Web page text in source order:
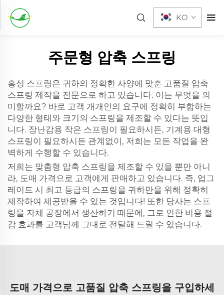
KO
주문형 압축 스프링
홍성 스프링은 귀하의 정확한 사양에 맞춘 고품질 압축
스프링 제작을 전문으로 하고 있습니다. 이는 무엇을 의
미할까요? 바로 고객 개개인의 요구에 정확히 부합하는
다양한 형태와 크기의 스프링을 제조할 수 있다는 뜻입
니다. 장난감용 작은 스프링이 필요하시든, 기계용 대형
스프링이 필요하시든 관계없이, 저희는 모든 작업을 완
벽하게 수행할 수 있습니다.
저희는 맞춤형 압축 스프링을 제조할 수 있을 뿐만 아니
라, 도매 가격으로 고객에게 판매하고 있습니다. 즉, 업그
레이드 시 최고 등급의 스프링을 귀하만을 위해 정확히
제작하여 제공받을 수 있는 것입니다! 또한 당사는 스프
링을 자체 공장에서 생산하기 때문에, 그로 인한 비용 절
감 효과를 고객님께 그대로 전달해 드릴 수 있습니다.
도매 가격으로 고품질 압축 스프링을 구입하세